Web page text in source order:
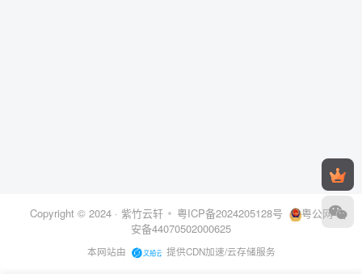
Copyright © 2024 · 紫竹云轩 粤ICP备2024205128号
粤公网
安备44070502000625
本网站由 提供CDN加速/云存储服务